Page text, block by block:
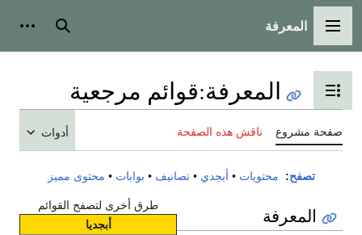
القائمة الرئيسية
المعرفة بحث
تبديل عرض جدول المحتويات
المعرفة:قوائم مرجعية
صفحة مشروع ناقش هذه الصفحة أدوات
تصفح: محتويات • أبجدي •تصانيف • بوابات • محتوى مميز
طرق أخرى لتصفح القوائم
أبجديا
المعرفة